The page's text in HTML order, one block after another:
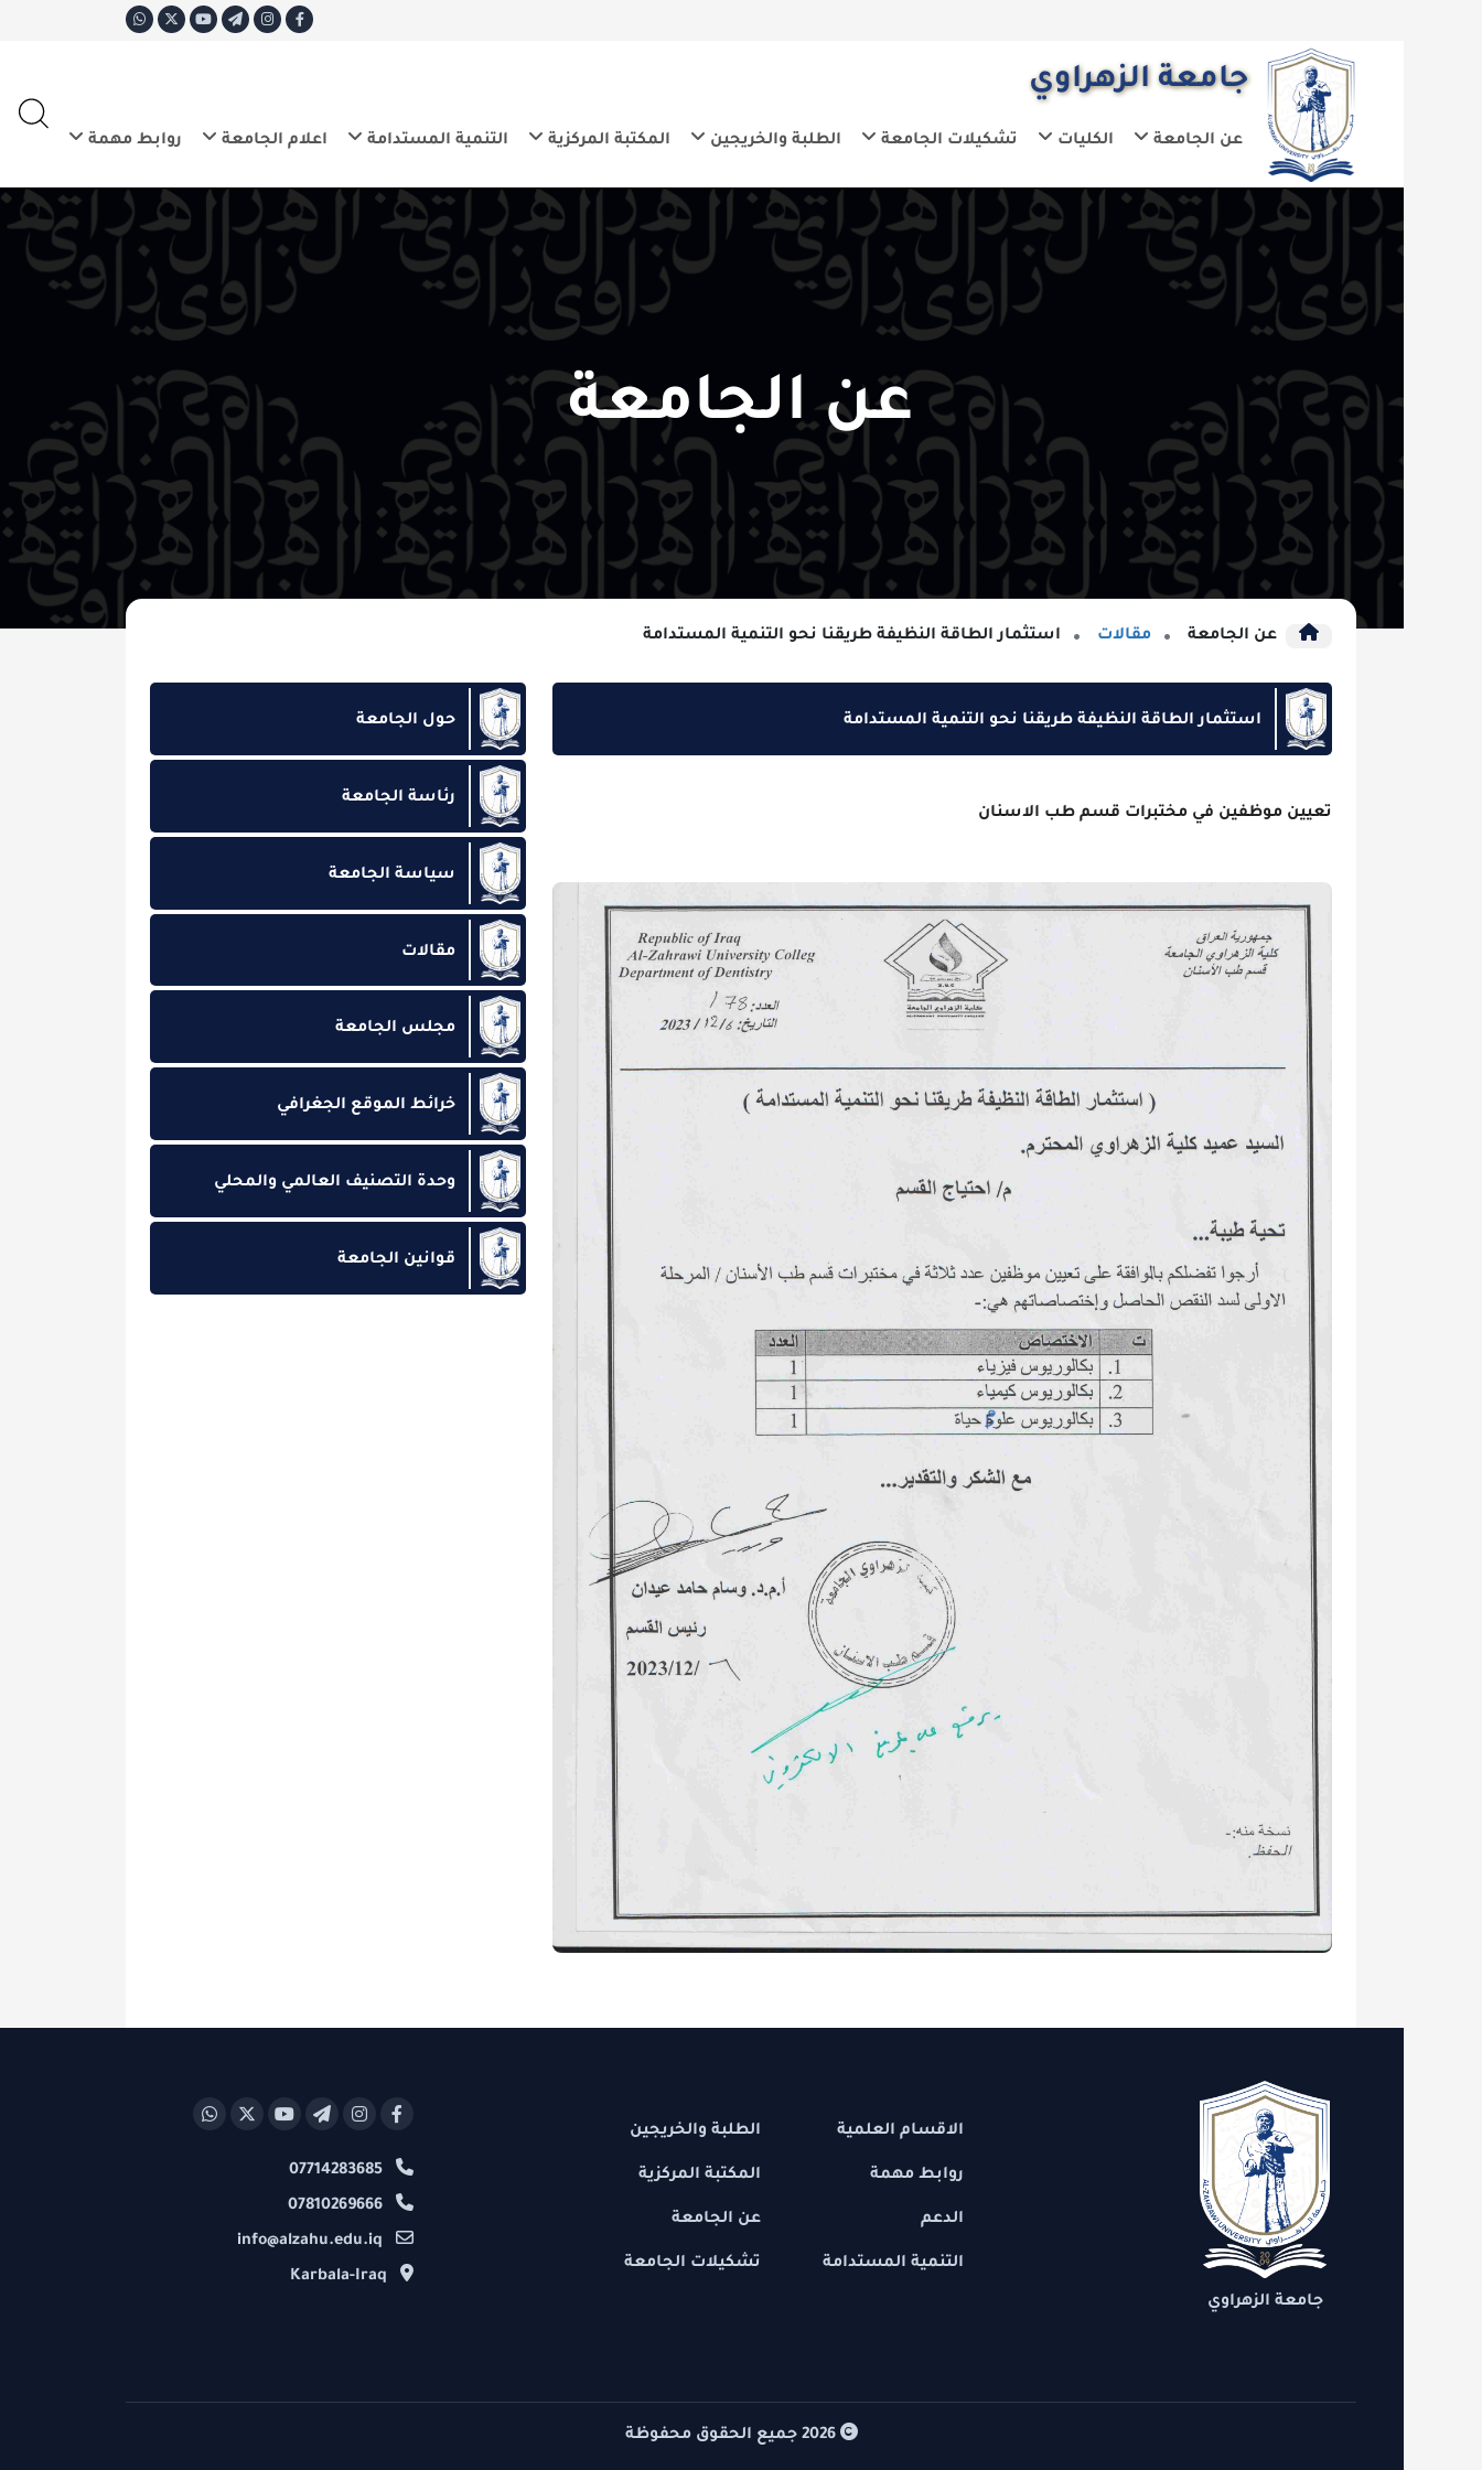
جامعة الزهراوي
عن الجامعة الكليات تشكيلات الجامعة الطلبة والخريجين المكتبة المركزية التنمية المستدامة اعلام الجامعة روابط مهمة
E
عن الجامعة
عن الجامعة مقالات استثمار الطاقة النظيفة طريقنا نحو التنمية المستدامة
استثمار الطاقة النظيفة طريقنا نحو التنمية المستدامة
تعيين موظفين في مختبرات قسم طب الاسنان
حول الجامعة
رئاسة الجامعة
سياسة الجامعة
مقالات
مجلس الجامعة
خرائط الموقع الجغرافي
وحدة التصنيف العالمي والمحلي
قوانين الجامعة
جامعة الزهراوي
الاقسام العلمية
روابط مهمة
التنمية المستدامة
الطلبة والخريجين
المكتبة المركزية
عن الجامعة
تشكيلات الجامعة
07714283685
07810269666
info@alzahu.edu.iq
Karbala-Iraq
جميع الحقوق محفوظة